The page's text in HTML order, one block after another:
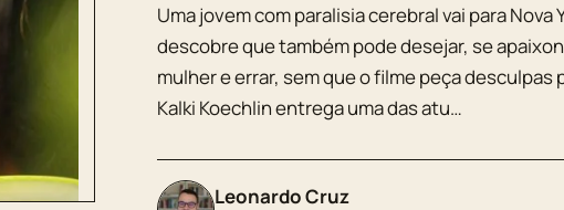
Uma jovem com paralisia cerebral vai para Nova
descobre que também pode desejar, se
mulher e errar, sem que o filme peça desculpas
Kalki Koechlin entrega uma das atu…
Leonardo Cruz